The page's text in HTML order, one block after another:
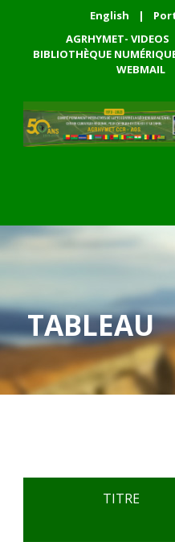
English |
AGRHYMET- VIDEOS
BIBLIOTHÈQUE
WEBMAIL
TABLEAU
TITRE